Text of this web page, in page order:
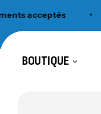
acceptés
BOUTIQUE